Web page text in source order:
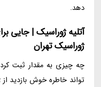
دهد.
آتلیه ژوراسیک | جایی
ژوراسیک تهران
چه چیزی به مقدار ثبت
تواند خاطره خوش بازدید از